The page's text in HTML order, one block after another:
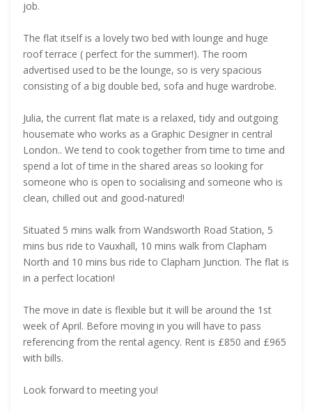
job.
The flat itself is a lovely two bed with lounge and huge
roof terrace ( perfect for the summer!). The room
advertised used to be the lounge, so is very spacious
consisting of a big double bed, sofa and huge wardrobe.
Julia, the current flat mate is a relaxed, tidy and outgoing
housemate who works as a Graphic Designer in central
London.. We tend to cook together from time to time and
spend a lot of time in the shared areas so looking for
someone who is open to socialising and someone who is
clean, chilled out and good-natured!
Situated 5 mins walk from Wandsworth Road Station, 5
mins bus ride to Vauxhall, 10 mins walk from Clapham
North and 10 mins bus ride to Clapham Junction. The flat is
in a perfect location!
The move in date is flexible but it will be around the 1st
week of April. Before moving in you will have to pass
referencing from the rental agency. Rent is £850 and £965
with bills.
Look forward to meeting you!